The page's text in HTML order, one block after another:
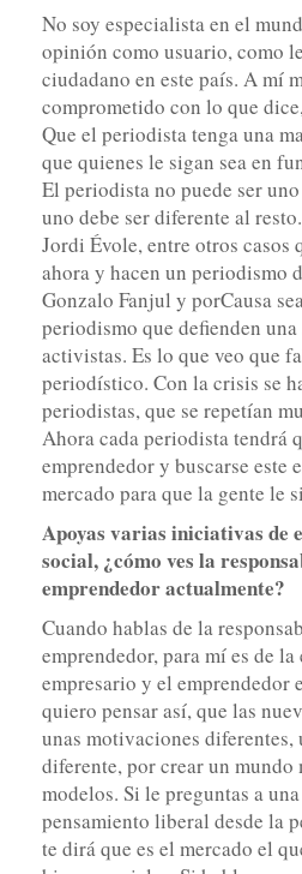
No soy especialista en el
opinión como usuario, como
ciudadano en este país. A mí
comprometido con lo que
Que el periodista tenga una
que quienes le sigan sea en
El periodista no puede ser
uno debe ser diferente al
Jordi Évole, entre otros casos
ahora y hacen un periodismo
Gonzalo Fanjul y porCausa
periodismo que defienden una
activistas. Es lo que veo que
periodístico. Con la crisis se
periodistas, que se repetían
Ahora cada periodista tendrá
emprendedor y buscarse este
mercado para que la gente le
Apoyas varias iniciativas de
social, ¿cómo ves la
emprendedor actualmente?
Cuando hablas de la
emprendedor, para mí es de la
empresario y el emprendedor
quiero pensar así, que las
unas motivaciones
diferente, por crear un mundo
modelos. Si le preguntas a
pensamiento liberal desde la
te dirá que es el mercado el